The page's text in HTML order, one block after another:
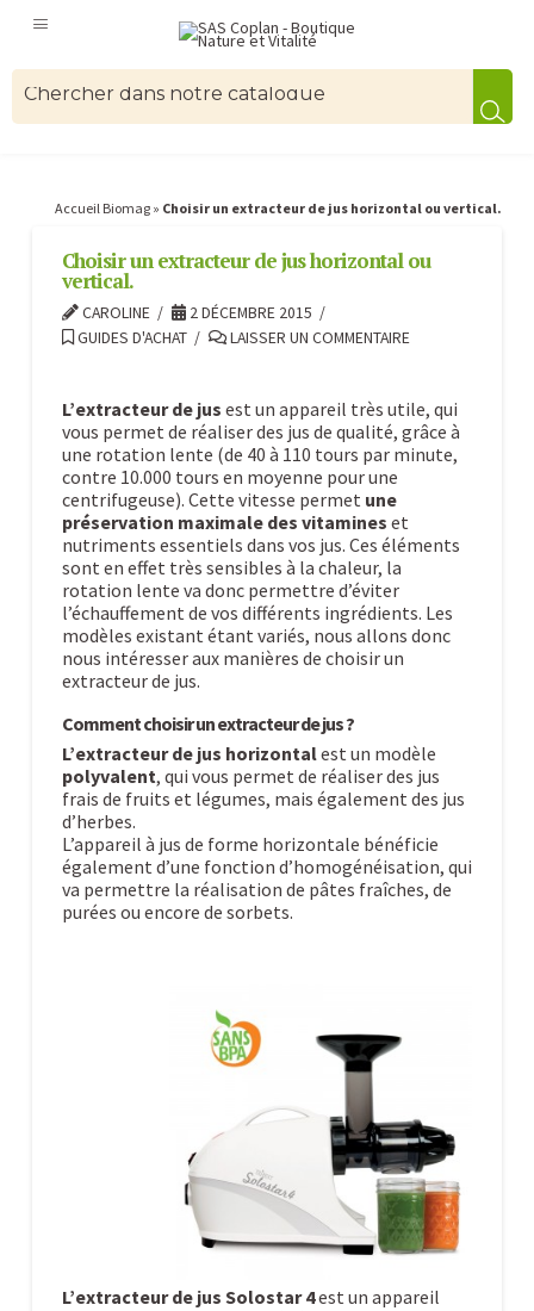
Accueil Biomag » Choisir un extracteur de jus horizontal ou vertical.
Choisir un extracteur de jus horizontal ou
vertical.
CAROLINE
2 DÉCEMBRE 2015
GUIDES D'ACHAT
LAISSER UN COMMENTAIRE
L’extracteur de jus est un appareil très utile, qui
vous permet de réaliser des jus de qualité, grâce à
une rotation lente (de 40 à 110 tours par minute,
contre 10.000 tours en moyenne pour une
centrifugeuse). Cette vitesse permet une
préservation maximale des vitamines et
nutriments essentiels dans vos jus. Ces éléments
sont en effet très sensibles à la chaleur, la
rotation lente va donc permettre d’éviter
l’échauffement de vos différents ingrédients. Les
modèles existant étant variés, nous allons donc
nous intéresser aux manières de choisir un
extracteur de jus.
Comment choisir un extracteur de jus ?
L’extracteur de jus horizontalest un modèle
polyvalent, qui vous permet de réaliser des jus
frais de fruits et légumes, mais également des jus
d’herbes.
L’appareil à jus de forme horizontale bénéficie
également d’une fonction d’homogénéisation, qui
va permettre la réalisation de pâtes fraîches, de
purées ou encore de sorbets.
L’extracteur de jus Solostar 4est un appareil